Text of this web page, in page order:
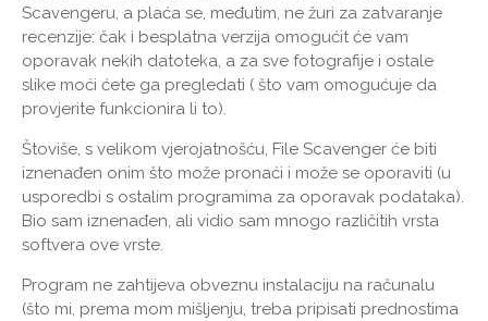
Scavengeru, a plaća se, međutim, ne žuri za zatvaranje
recenzije: čak i besplatna verzija omogućit će vam
oporavak nekih datoteka, a za sve fotografije i ostale
slike moći ćete ga pregledati ( što vam omogućuje da
provjerite funkcionira li to).
Štoviše, s velikom vjerojatnošću, File Scavenger će biti
iznenađen onim što može pronaći i može se oporaviti (u
usporedbi s ostalim programima za oporavak podataka).
Bio sam iznenađen, ali vidio sam mnogo različitih vrsta
softvera ove vrste.
Program ne zahtijeva obveznu instalaciju na računalu
(što mi, prema mom mišljenju, treba pripisati prednostima